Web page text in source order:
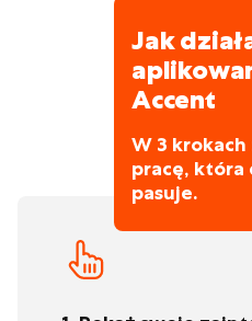
Jak
Accent
W 3
pracę, która
pasuje.